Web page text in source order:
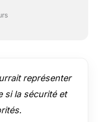
représenter
si la sécurité et